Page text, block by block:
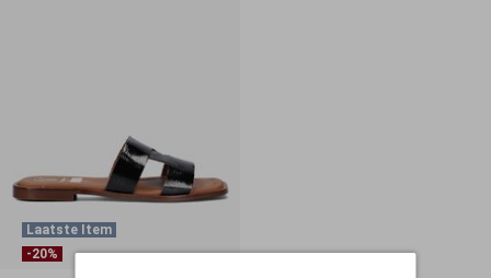
Laatste Item
-20%